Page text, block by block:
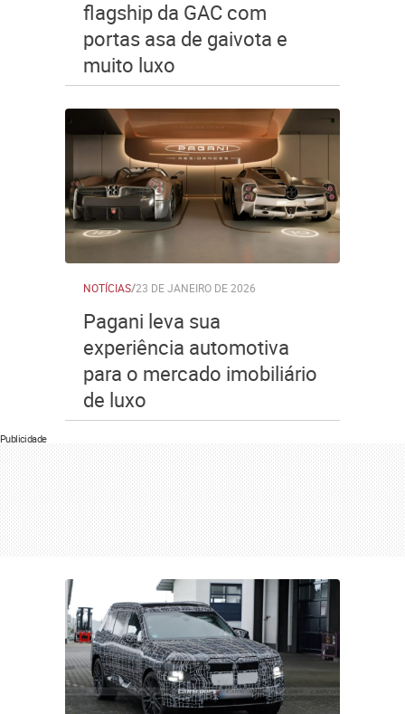
flagship da GAC com
portas asa de gaivota e
muito luxo
NOTÍCIAS/23 DE JANEIRO DE 2026
Pagani leva sua
experiência automotiva
para o mercado imobiliário
de luxo
Publicidade